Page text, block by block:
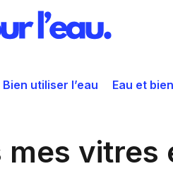
Bien utiliser l’eau Eau et
vitres